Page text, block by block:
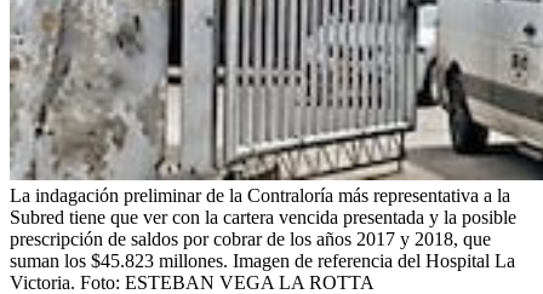
La indagación preliminar de la Contraloría más representativa a la
Subred tiene que ver con la cartera vencida presentada y la posible
prescripción de saldos por cobrar de los años 2017 y 2018, que
suman los $45.823 millones. Imagen de referencia del Hospital La
Victoria. Foto: ESTEBAN VEGA LA ROTTA